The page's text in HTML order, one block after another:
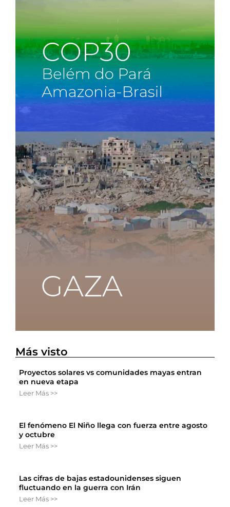
Más visto
Proyectos solares vs comunidades mayas entran
en nueva etapa
Leer Más >>
El fenómeno El Niño llega con fuerza entre agosto
y octubre
Leer Más >>
Las cifras de bajas estadounidenses siguen
fluctuando en la guerra con Irán
Leer Más >>